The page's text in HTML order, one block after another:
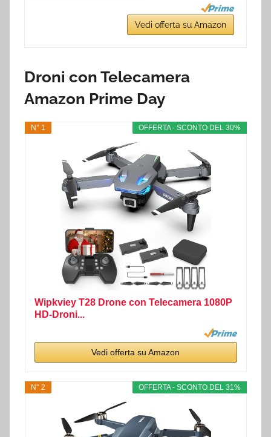
Vedi offerta su Amazon
Droni con Telecamera
Amazon Prime Day
OFFERTA - SCONTO DEL 30%
N° 1
Wipkviey T28 Drone con Telecamera 1080P
HD-Droni...
Vedi offerta su Amazon
OFFERTA - SCONTO DEL 31%
N° 2